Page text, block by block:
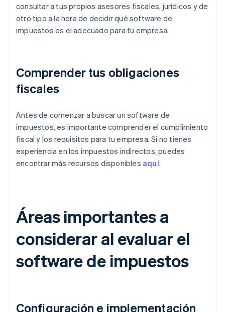
consultar a tus propios asesores fiscales, jurídicos y de
otro tipo a la hora de decidir qué software de
impuestos es el adecuado para tu empresa.
Comprender tus obligaciones
fiscales
Antes de comenzar a buscar un software de
impuestos, es importante comprender el cumplimiento
fiscal y los requisitos para tu empresa. Si no tienes
experiencia en los impuestos indirectos, puedes
encontrar más recursos disponibles aquí.
Áreas importantes a
considerar al evaluar el
software de impuestos
Configuración e implementación